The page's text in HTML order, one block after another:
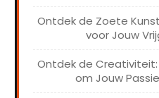
Ontdek de Zoete
voor Jouw
Ontdek de Creativiteit:
om Jouw